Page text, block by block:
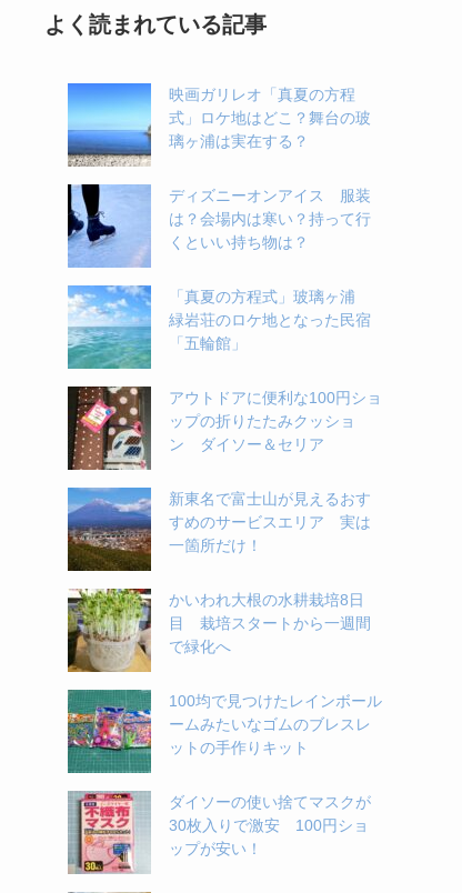
よく読まれている記事
映画ガリレオ「真夏の方程
式」ロケ地はどこ？舞台の玻
璃ヶ浦は実在する？
ディズニーオンアイス 服装
は？会場内は寒い？持って行
くといい持ち物は？
「真夏の方程式」玻璃ヶ浦
緑岩荘のロケ地となった民宿
「五輪館」
アウトドアに便利な100円ショ
ップの折りたたみクッショ
ン ダイソー＆セリア
新東名で富士山が見えるおす
すめのサービスエリア 実は
一箇所だけ！
かいわれ大根の水耕栽培8日
目 栽培スタートから一週間
で緑化へ
100均で見つけたレインボール
ームみたいなゴムのブレスレ
ットの手作りキット
ダイソーの使い捨てマスクが
30枚入りで激安 100円ショ
ップが安い！